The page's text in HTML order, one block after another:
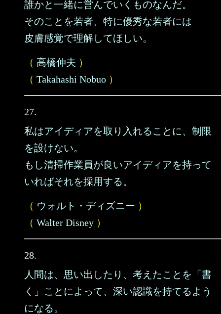
誰かと一緒に営んでいくものなんだ。
そのことを若者、特に優秀な若者には
皮膚感覚で理解してほしい。
（ 高橋伸夫 ）
（ Takahashi Nobuo ）
27.
私はアイディアを取り入れることに、制限
を設けない。
もし清掃作業員が良いアイディアを持って
いればそれを採用する。
（ ウォルト・ディズニー ）
（ Walter Disney ）
28.
人間は、思い出したり、考えたことを「書
く」ことによって、深い認識を持てるよう
になる。